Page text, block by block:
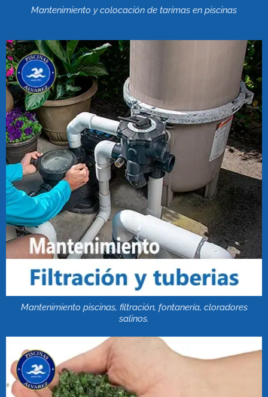
Mantenimiento y colocación de tarimas en piscinas
Mantenimiento piscinas, filtración, fontanería, cloradores
salinos.